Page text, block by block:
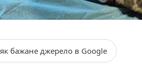
як бажане джерело в Google